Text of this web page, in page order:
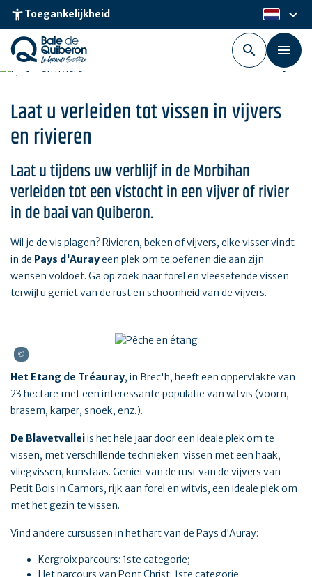
Skip
main
content
accessibility_newToegankelijkheid nl
keyboard_arrow_down
Laat u verleiden tot vissen in vijvers
en rivieren
Laat u tijdens uw verblijf in de Morbihan
verleiden tot een vistocht in een vijver of rivier
in de baai van Quiberon.
Wil je de vis plagen? Rivieren, beken of vijvers, elke visser vindt
in de Pays d'Aurayeen plek om te oefenen die aan zijn
wensen voldoet. Ga op zoek naar forel en vleesetende vissen
terwijl u geniet van de rust en schoonheid van de vijvers.
Het Etang de Tréauray, in Brec'h, heeft een oppervlakte van
23 hectare met een interessante populatie van witvis (voorn,
brasem, karper, snoek, enz.).
De Blavetvalleiis het hele jaar door een ideale plek om te
vissen, met verschillende technieken: vissen met een haak,
vliegvissen, kunstaas. Geniet van de rust van de vijvers van
Petit Bois in Camors, rijk aan forel en witvis, een ideale plek om
met het gezin te vissen.
Vind andere cursussen in het hart van de Pays d'Auray:
Kergroix parcours: 1ste categorie;
Het parcours van Pont Christ: 1ste categorie